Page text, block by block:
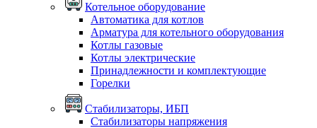
Котельное оборудование
Автоматика для котлов
Арматура для котельного оборудования
Котлы газовые
Котлы электрические
Принадлежности и комплектующие
Горелки
Стабилизаторы, ИБП
Стабилизаторы напряжения